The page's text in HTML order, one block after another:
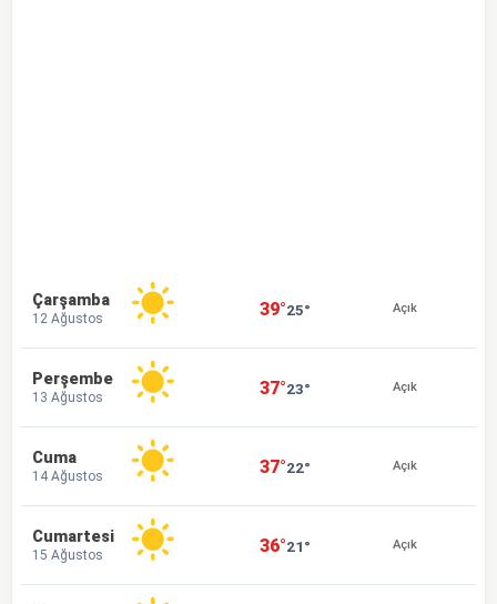
Çarşamba
12 Ağustos 39°25° Açık
Perşembe
13 Ağustos 37°23° Açık
Cuma
14 Ağustos 37°22° Açık
Cumartesi
15 Ağustos 36°21° Açık